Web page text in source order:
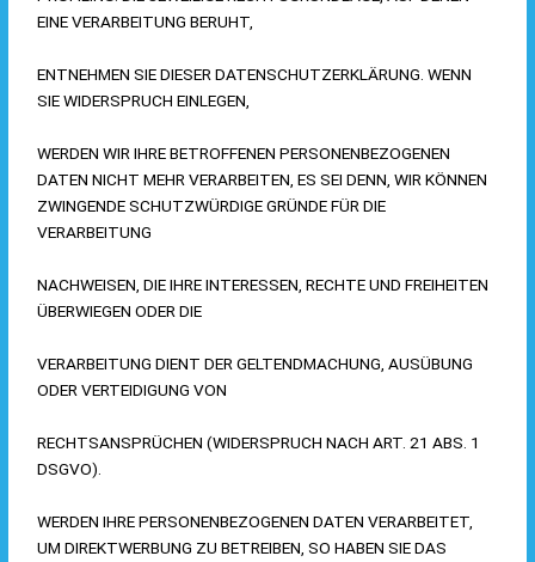
EINE VERARBEITUNG BERUHT,
ENTNEHMEN SIE DIESER DATENSCHUTZERKLÄRUNG. WENN
SIE WIDERSPRUCH EINLEGEN,
WERDEN WIR IHRE BETROFFENEN PERSONENBEZOGENEN
DATEN NICHT MEHR VERARBEITEN, ES SEI DENN, WIR KÖNNEN
ZWINGENDE SCHUTZWÜRDIGE GRÜNDE FÜR DIE
VERARBEITUNG
NACHWEISEN, DIE IHRE INTERESSEN, RECHTE UND FREIHEITEN
ÜBERWIEGEN ODER DIE
VERARBEITUNG DIENT DER GELTENDMACHUNG, AUSÜBUNG
ODER VERTEIDIGUNG VON
RECHTSANSPRÜCHEN (WIDERSPRUCH NACH ART. 21 ABS. 1
DSGVO).
WERDEN IHRE PERSONENBEZOGENEN DATEN VERARBEITET,
UM DIREKTWERBUNG ZU BETREIBEN, SO HABEN SIE DAS